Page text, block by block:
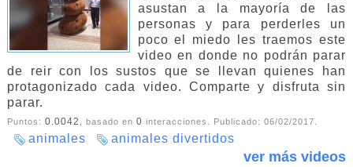
asustan a la mayoría de las
personas y para perderles un
poco el miedo les traemos este
video en donde no podrán parar
de reir con los sustos que se llevan quienes han
protagonizado cada video. Comparte y disfruta sin
parar.
Puntos: 0.0042 , basado en 0 interacciones. Publicado: 06/02/2017.
animales animales divertidos
ver más videos